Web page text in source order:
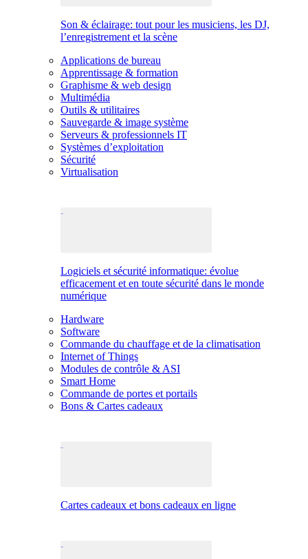
Son & éclairage: tout pour les musiciens, les DJ,
l’enregistrement et la scène
Applications de bureau
Apprentissage & formation
Graphisme & web design
Multimédia
Outils & utilitaires
Sauvegarde & image système
Serveurs & professionnels IT
Systèmes d’exploitation
Sécurité
Virtualisation
Logiciels et sécurité informatique: évolue
efficacement et en toute sécurité dans le monde
numérique
Hardware
Software
Commande du chauffage et de la climatisation
Internet of Things
Modules de contrôle & ASI
Smart Home
Commande de portes et portails
Bons & Cartes cadeaux
Cartes cadeaux et bons cadeaux en ligne